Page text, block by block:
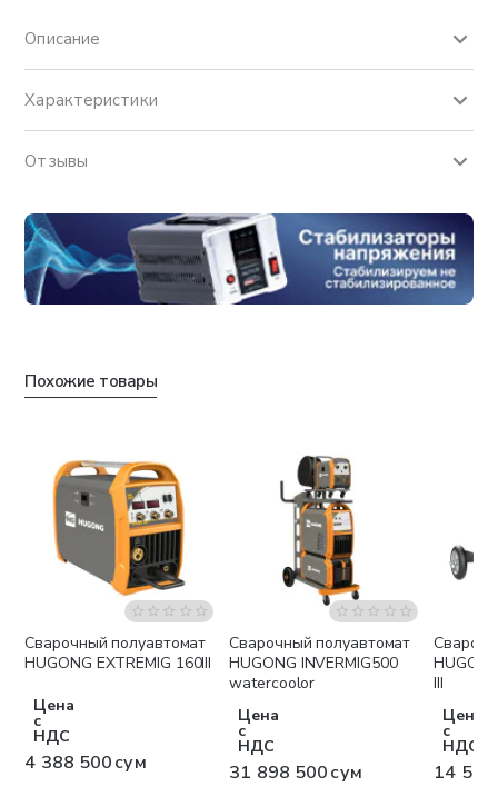
Описание
Характеристики
Отзывы
Похожие товары
Бесплатная доставка
Сварочный полуавтомат
HUGONG EXTREMIG 160III
Цена
с
НДС
4 388 500 сум
Бесплатная доставка
Сварочный полуавтомат
HUGONG INVERMIG500
watercoolor
Цена
с
НДС
31 898 500 сум
III
Цена
с
НДС
14